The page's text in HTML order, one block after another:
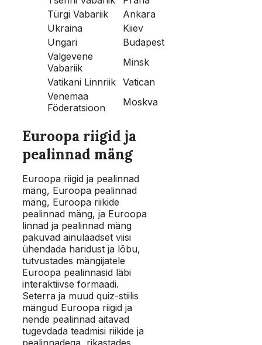
Türgi Vabariik
Ankara
Ukraina
Kiiev
Ungari
Budapest
Valgevene
Vabariik
Minsk
Vatikani Linnriik Vatican
Venemaa
Föderatsioon
Moskva
Euroopa riigid ja
pealinnad mäng
Euroopa riigid ja pealinnad
mäng, Euroopa pealinnad
mäng, Euroopa riikide
pealinnad mäng, ja Euroopa
linnad ja pealinnad mäng
pakuvad ainulaadset viisi
ühendada haridust ja lõbu,
tutvustades mängijatele
Euroopa pealinnasid läbi
interaktiivse formaadi.
Seterra ja muud quiz-stiilis
mängud Euroopa riigid ja
nende pealinnad aitavad
tugevdada teadmisi riikide ja
pealinnadega, rikastades